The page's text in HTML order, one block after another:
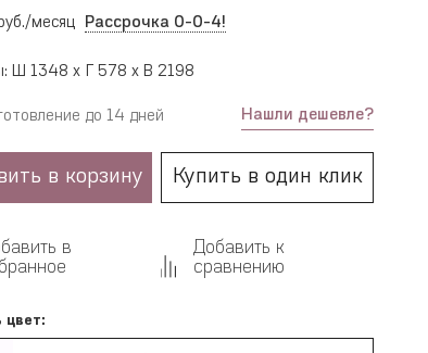
месяц Рассрочка 0-0-4!
Ш 1348 x Г 578 x В 2198
до 14 дней Нашли дешевле?
в корзину Купить в один клик
в
Добавить к
сравнению
цвет: